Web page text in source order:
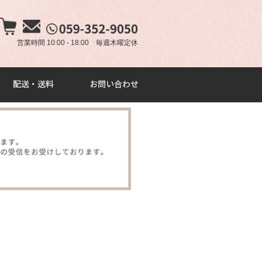
営業時間 10:00 - 18:00 毎週木曜定休
×